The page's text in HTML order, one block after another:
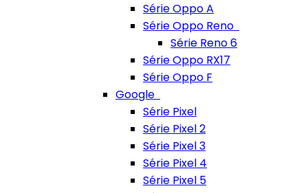
Série Oppo A
Série Oppo Reno
Série Reno 6
Série Oppo RX17
Série Oppo F
Google
Série Pixel
Série Pixel 2
Série Pixel 3
Série Pixel 4
Série Pixel 5